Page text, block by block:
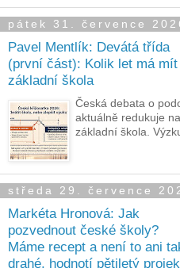
pátek 31. července
Pavel Mentlík: Devátá třída
(první část): Kolik let má mít
základní škola
Česká debata o
aktuálně redukuje
základní škola.
středa 29. července
Markéta Hronová: Jak
pozvednout české školy?
Máme recept a není to ani
drahé, hodnotí pětiletý